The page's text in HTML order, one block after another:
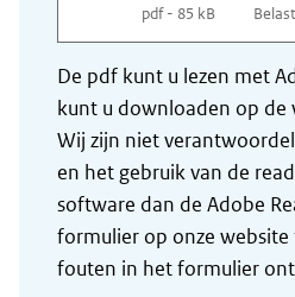
pdf - 85 kB
De pdf kunt u lezen met
kunt u downloaden op de
Wij zijn niet
en het gebruik van de
software dan de Adobe
formulier op onze
fouten in het formulier